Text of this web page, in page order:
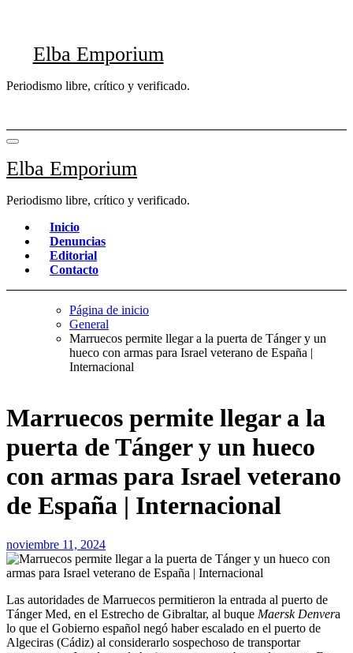
Elba Emporium
Periodismo libre, crítico y verificado.
Elba Emporium
Periodismo libre, crítico y verificado.
Inicio
Denuncias
Editorial
Contacto
Página de inicio
General
Marruecos permite llegar a la puerta de Tánger y un
hueco con armas para Israel veterano de España |
Internacional
Marruecos permite llegar a la
puerta de Tánger y un hueco
con armas para Israel veterano
de España | Internacional
noviembre 11, 2024
Las autoridades de Marruecos permitieron la entrada al puerto de
Tánger Med, en el Estrecho de Gibraltar, al buque Maersk Denvera
lo que el Gobierno español negó haber escalado en el puerto de
Algeciras (Cádiz) al considerarlo sospechoso de transportar